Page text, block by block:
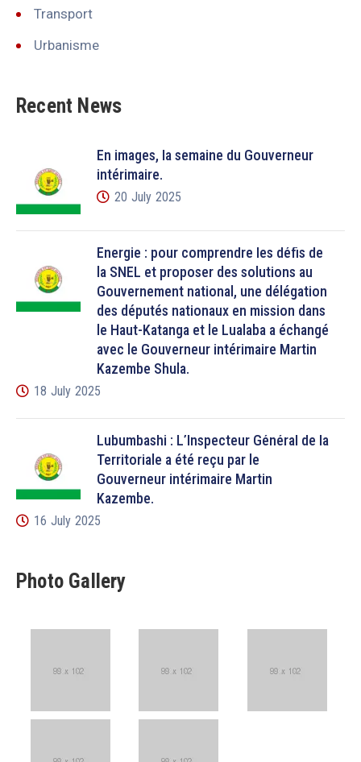
Transport
Urbanisme
Recent News
En images, la semaine du Gouverneur
intérimaire.
20 July 2025
Énergie : pour comprendre les défis de
la SNEL et proposer des solutions au
Gouvernement national, une délégation
des députés nationaux en mission dans
le Haut-Katanga et le Lualaba a échangé
avec le Gouverneur intérimaire Martin
Kazembe Shula.
18 July 2025
Lubumbashi : L’Inspecteur Général de la
Territoriale a été reçu par le
Gouverneur intérimaire Martin
Kazembe.
16 July 2025
Photo Gallery